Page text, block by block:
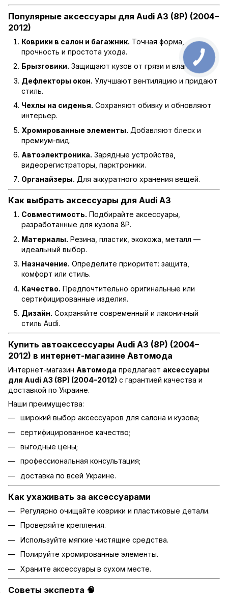
Популярные аксессуары для Audi A3 (8P) (2004–
2012)
Коврики в салон и багажник. Точная форма,
прочность и простота ухода.
Брызговики. Защищают кузов от грязи и влаги.
Дефлекторы окон. Улучшают вентиляцию и придают
стиль.
Чехлы на сиденья. Сохраняют обивку и обновляют
интерьер.
Хромированные элементы. Добавляют блеск и
премиум-вид.
Автоэлектроника. Зарядные устройства,
видеорегистраторы, парктроники.
Органайзеры. Для аккуратного хранения вещей.
Как выбрать аксессуары для Audi A3
Совместимость. Подбирайте аксессуары,
разработанные для кузова 8P.
Материалы. Резина, пластик, экокожа, металл —
идеальный выбор.
Назначение. Определите приоритет: защита,
комфорт или стиль.
Качество. Предпочтительно оригинальные или
сертифицированные изделия.
Дизайн. Сохраняйте современный и лаконичный
стиль Audi.
Купить автоаксессуары Audi A3 (8P) (2004–
2012) в интернет-магазине Автомода
Интернет-магазин Автомода предлагает аксессуары
для Audi A3 (8P) (2004–2012) с гарантией качества и
доставкой по Украине.
Наши преимущества:
широкий выбор аксессуаров для салона и кузова;
сертифицированное качество;
выгодные цены;
профессиональная консультация;
доставка по всей Украине.
Как ухаживать за аксессуарами
Регулярно очищайте коврики и пластиковые детали.
Проверяйте крепления.
Используйте мягкие чистящие средства.
Полируйте хромированные элементы.
Храните аксессуары в сухом месте.
Советы эксперта 🧠